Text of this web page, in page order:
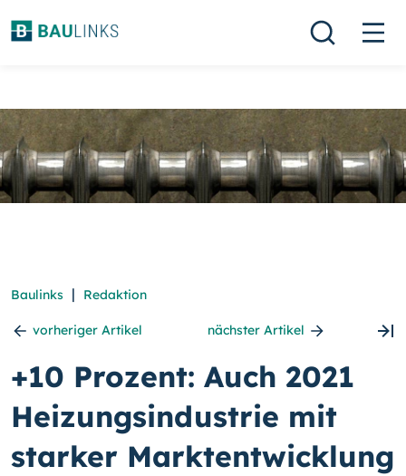
Baulinks | Redaktion
vorheriger Artikel nächster Artikel
+10 Prozent: Auch 2021
Heizungsindustrie mit
starker Marktentwicklung